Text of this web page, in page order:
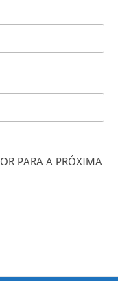
PARA A PRÓXIMA